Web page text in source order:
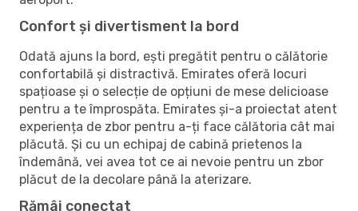
Confort și divertisment la bord
Odată ajuns la bord, ești pregătit pentru o călătorie
confortabilă și distractivă. Emirates oferă locuri
spațioase și o selecție de opțiuni de mese delicioase
pentru a te împrospăta. Emirates și-a proiectat atent
experiența de zbor pentru a-ți face călătoria cât mai
plăcută. Și cu un echipaj de cabină prietenos la
îndemână, vei avea tot ce ai nevoie pentru un zbor
plăcut de la decolare până la aterizare.
Rămâi conectat